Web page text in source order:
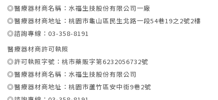
◎醫療器材商名稱：水福生技股份有限公司一廠
◎醫療器材商地址：桃園市龜山區民生北路一段54巷19之2號2樓
◎諮詢專線：03-358-8191
醫療器材商許可執照
◎許可執照字號：桃市藥販字第6232056732號
◎醫療器材商名稱：水福生技股份有限公司
◎醫療器材商地址：桃園市蘆竹區安中街9巷2號